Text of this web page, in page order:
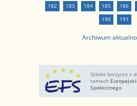
182
183 184 185 186
190
191
Archiwum
Szkoła korzysta z
ramach
Społecznego